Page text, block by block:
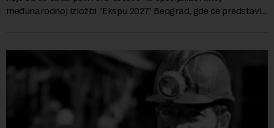
međunarodnoj izložbi "Ekspu 2027" Beograd, gde će predstaviti